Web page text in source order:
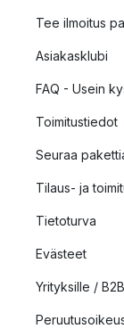
Tee ilmoitus
Asiakasklubi
FAQ - Usein
Toimitustiedot
Seuraa
Tilaus- ja
Tietoturva
Evästeet
Yrityksille / B2B